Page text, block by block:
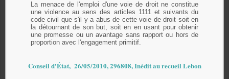
La menace de l'emploi d'une voie de droit ne constitue
une violence au sens des articles 1111 et suivants du
code civil que s'il y a abus de cette voie de droit soit en
la détournant de son but, soit en en usant pour obtenir
une promesse ou un avantage sans rapport ou hors de
proportion avec l'engagement primitif.
Conseil d'État, 26/05/2010, 296808, Inédit au recueil Lebon